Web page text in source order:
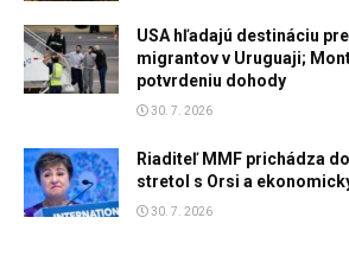
USA hľadajú destináciu
migrantov v Uruguaji;
potvrdeniu dohody
30. 7. 2026
Riaditeľ MMF prichádza
stretol s Orsi a
30. 7. 2026